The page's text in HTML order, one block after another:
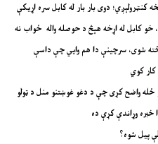
کابل له اړخه هېڅ د حوصله واله ځواب نه
شوی، سرچینې دا هم وايي چې داسې
ځله واضح کړی چې د دغو غوښتنو منل د ټولو
پیل شوه؟